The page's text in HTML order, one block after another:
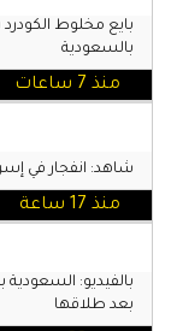
بايع مخلوط
بالسعودية
منذ 7 ساعات
شاهد: انفجار في إسرائيل مبني
منذ 17 ساعة
بالفيديو:
بعد طلاقها